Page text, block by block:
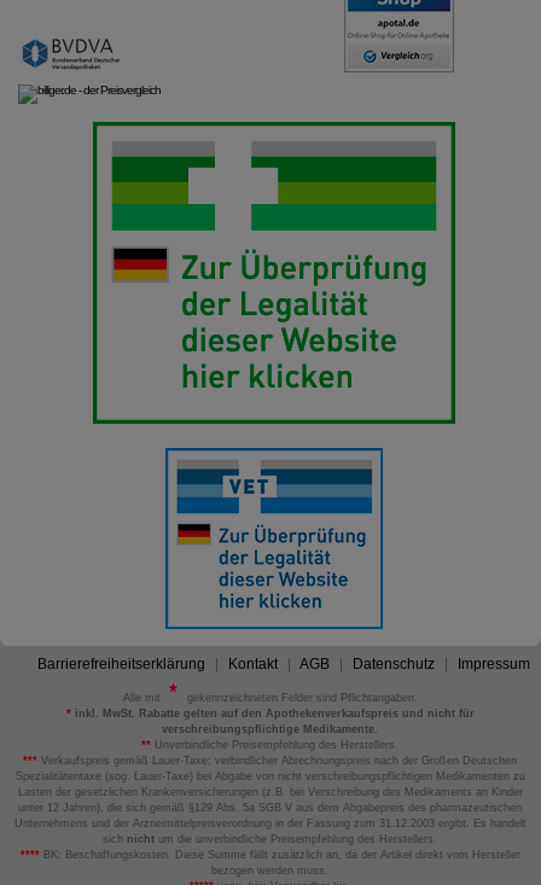
Barrierefreiheitserklärung Kontakt AGB Datenschutz Impressum
Alle mit
gekennzeichneten Felder sind Pflichtangaben.
*inkl. MwSt. Rabatte gelten auf den Apothekenverkaufspreis und nicht für
verschreibungspflichtige Medikamente.
** Unverbindliche Preisempfehlung des Herstellers.
*** Verkaufspreis gemäß Lauer-Taxe; verbindlicher Abrechnungspreis nach der Großen Deutschen
Spezialitätentaxe (sog. Lauer-Taxe) bei Abgabe von nicht verschreibungspflichtigen Medikamenten zu
Lasten der gesetzlichen Krankenversicherungen (z.B. bei Verschreibung des Medikaments an Kinder
unter 12 Jahren), die sich gemäß §129 Abs. 5a SGB V aus dem Abgabepreis des pharmazeutischen
Unternehmens und der Arzneimittelpreisverordnung in der Fassung zum 31.12.2003 ergibt. Es handelt
sich nicht um die unverbindliche Preisempfehlung des Herstellers.
****BK: Beschaffungskosten. Diese Summe fällt zusätzlich an, da der Artikel direkt vom Hersteller
bezogen werden muss.